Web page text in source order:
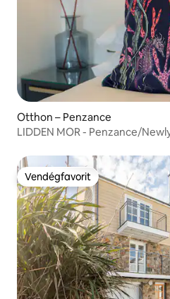
Otthon – Penzance
LIDDEN MOR - Penzance/
Vendégfavorit
Vendégfavorit